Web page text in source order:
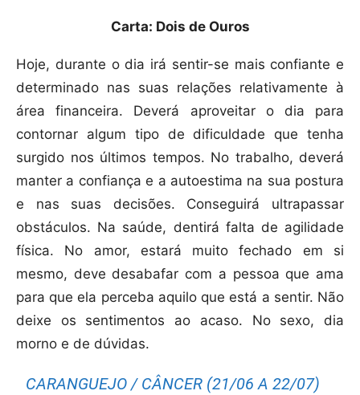
Carta: Dois de Ouros
Hoje, durante o dia irá sentir-se mais confiante e
determinado nas suas relações relativamente à
área financeira. Deverá aproveitar o dia para
contornar algum tipo de dificuldade que tenha
surgido nos últimos tempos. No trabalho, deverá
manter a confiança e a autoestima na sua postura
e nas suas decisões. Conseguirá ultrapassar
obstáculos. Na saúde, dentirá falta de agilidade
física. No amor, estará muito fechado em si
mesmo, deve desabafar com a pessoa que ama
para que ela perceba aquilo que está a sentir. Não
deixe os sentimentos ao acaso. No sexo, dia
morno e de dúvidas.
CARANGUEJO / CÂNCER (21/06 A 22/07)